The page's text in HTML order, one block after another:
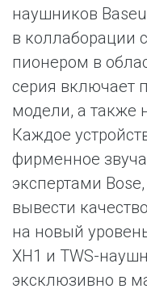
наушников
в коллаборации
пионером в
серия включает
модели, а также
Каждое
фирменное
экспертами
вывести
на новый
XH1 и TWS-
эксклюзивно в